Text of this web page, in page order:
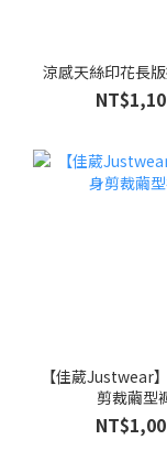
涼感天絲印花長
【佳葳Justwear
剪裁繭型